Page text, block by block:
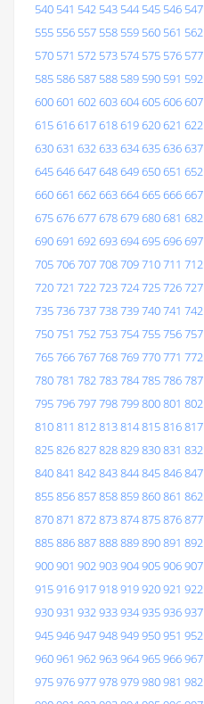
540 541 542 543 544 545 546 547
555 556 557 558 559 560 561 562
570 571 572 573 574 575 576 577
585 586 587 588 589 590 591 592
600601 602603604605606607
615616617618619620621 622
630631 632633634635636637
645646647648649650651 652
660661 662663664665666667
675676677678679680681 682
690691 692693694695696697
705706707708709710711 712
720721 722723724725726727
735736737738739740741 742
750751 752753754755756757
765766767768769770771 772
780781 782783784785786787
795796797798799800801 802
810811 812813814815816817
825826827828829830831 832
840841 842843844845846847
855856857858859860861 862
870871 872873874875876877
885886887888889890891 892
900901 902903904905906907
915916917918919920921 922
930931 932933934935936937
945946947948949950951 952
960961 962963964965966967
975976977978979980981 982